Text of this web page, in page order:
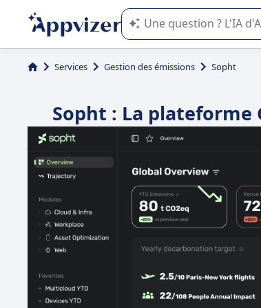
L'IA de Appvizer vous
Services Gestion des émissions Sopht
Sopht : La plateforme